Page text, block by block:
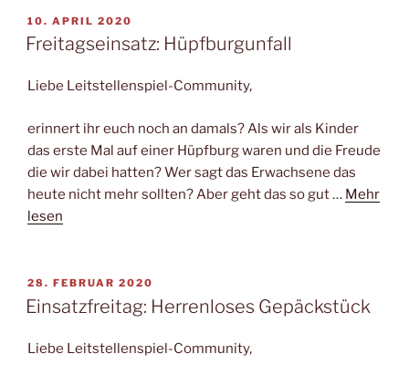
VERÖFFENTLICHT
AM
10. APRIL 2020
Freitagseinsatz: Hüpfburgunfall
Liebe Leitstellenspiel-Community,
erinnert ihr euch noch an damals? Als wir als Kinder
das erste Mal auf einer Hüpfburg waren und die Freude
die wir dabei hatten? Wer sagt das Erwachsene das
heute nicht mehr sollten? Aber geht das so gut … Mehr
lesen
VERÖFFENTLICHT
AM
28. FEBRUAR 2020
Einsatzfreitag: Herrenloses Gepäckstück
Liebe Leitstellenspiel-Community,